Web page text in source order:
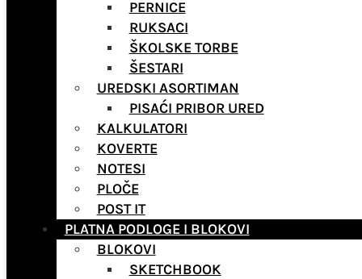
PERNICE
RUKSACI
ŠKOLSKE TORBE
ŠESTARI
UREDSKI ASORTIMAN
PISAĆI PRIBOR URED
KALKULATORI
KOVERTE
NOTESI
PLOČE
POST IT
PLATNA PODLOGE I BLOKOVI
BLOKOVI
SKETCHBOOK